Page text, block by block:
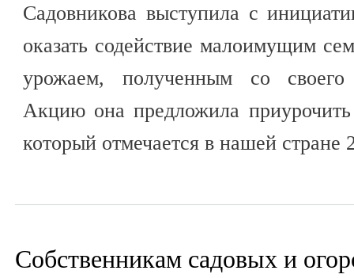
Садовникова выступила с
оказать содействие малоимущим
урожаем, полученным со своего
Акцию она предложила
который отмечается в нашей
Собственникам садовых и